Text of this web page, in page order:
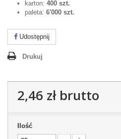
karton: 400 szt.
paleta: 6'000 szt.
Udostępnij
Drukuj
2,46 złbrutto
Ilość